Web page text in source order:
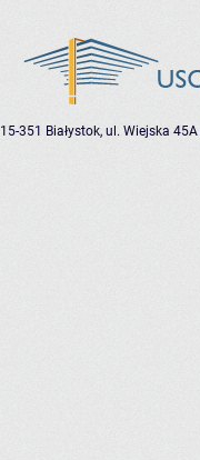
15-351 Białystok, ul. Wiejska 45A